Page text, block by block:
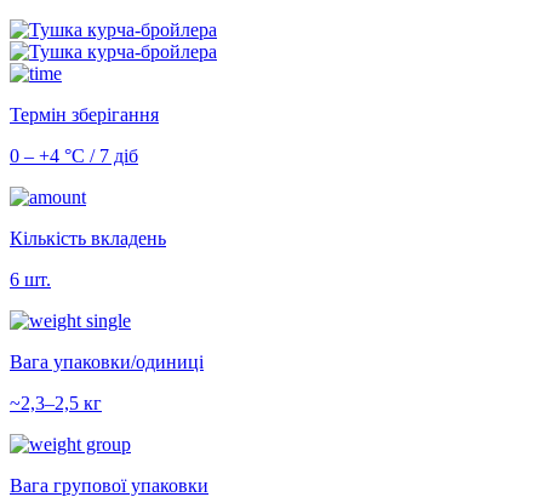
Термін зберігання
0 – +4 °С / 7 діб
Кількість вкладень
6 шт.
Вага упаковки/одиниці
~2,3–2,5 кг
Вага групової упаковки